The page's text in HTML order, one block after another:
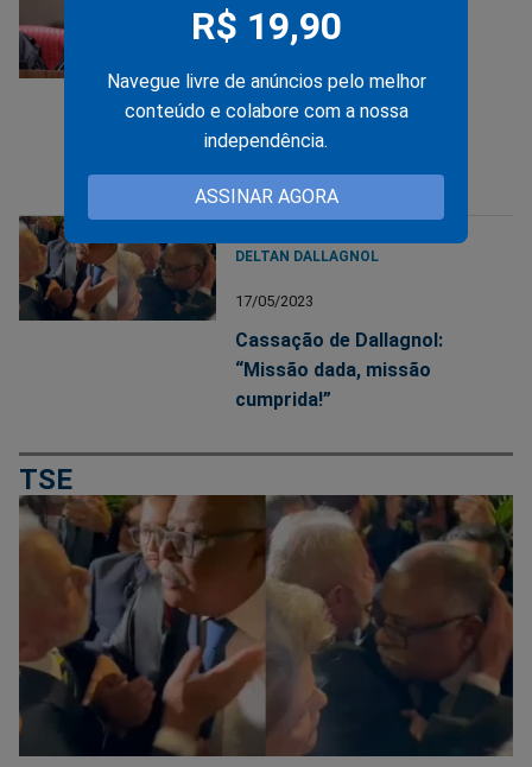
R$ 19,90
Navegue livre de anúncios pelo melhor
conteúdo e colabore com a nossa
independência.
ASSINAR AGORA
Ministro relator no caso
Deltan foi alvo de delação
premiada na Operação
Lava Jato
DELTAN DALLAGNOL
17/05/2023
Cassação de Dallagnol:
“Missão dada, missão
cumprida!”
TSE